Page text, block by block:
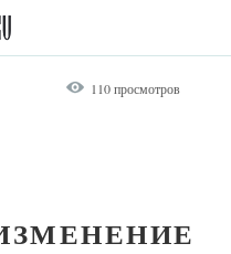
110 просмотров